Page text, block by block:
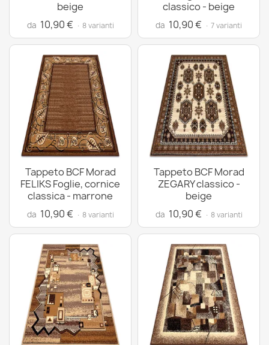
beige
da 10,90 € · 8 varianti
classico - beige
da 10,90 € · 7 varianti
Tappeto BCF Morad
FELIKS Foglie, cornice
classica - marrone
da 10,90 € · 8 varianti
Tappeto BCF Morad
ZEGARY classico -
beige
da 10,90 € · 8 varianti